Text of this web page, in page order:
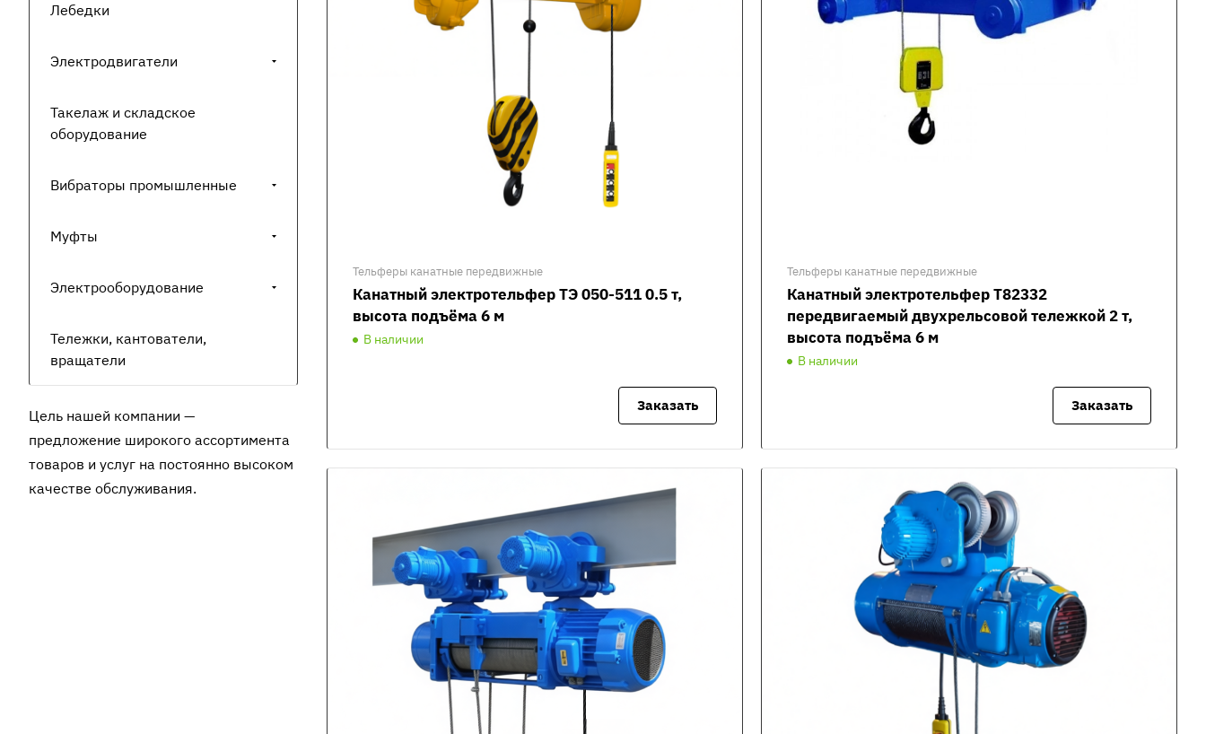
Тельферы канатные передвижные
Канатный электротельфер ТЭ 050-511 0.5 т,
высота подъёма 6 м
В наличии
Заказать
Тельферы канатные передвижные
Канатный электротельфер Т82332
передвигаемый двухрельсовой тележкой 2 т,
высота подъёма 6 м
В наличии
Заказать
Лебедки
Электродвигатели
Такелаж и складское
оборудование
Вибраторы промышленные
Муфты
Электрооборудование
Тележки, кантователи,
вращатели
Цель нашей компании —
предложение широкого ассортимента
товаров и услуг на постоянно высоком
качестве обслуживания.